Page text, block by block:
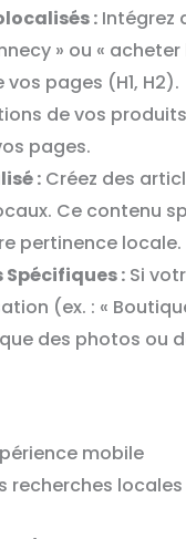
:Intégrez
» ou «
vos pages (H1, H2).
de vos
pages.
:Créez des
Ce contenu
pertinence locale.
Spécifiques :Si
(ex. : «
des photos ou
mobile
recherches